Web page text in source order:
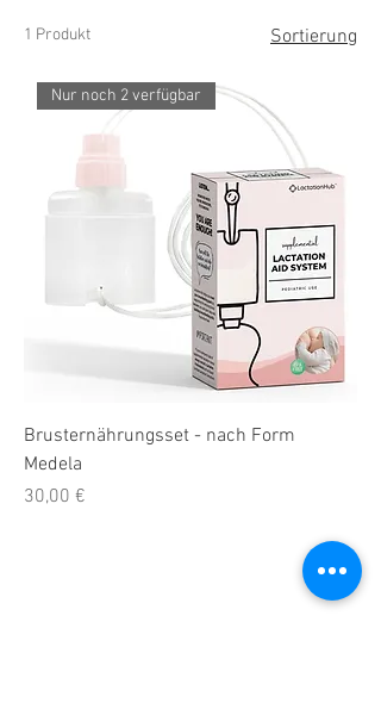
1 Produkt Sortierung
Nur noch 2 verfügbar
Brusternährungsset - nach Form
Medela
Preis
30,00 €